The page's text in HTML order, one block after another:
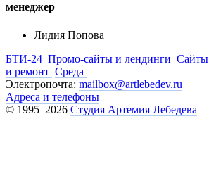
менеджер
Лидия Попова
БТИ-24 Промо-сайты и лендинги Сайты
и ремонт Среда
Электропочта: mailbox@artlebedev.ru
Адреса и телефоны
© 1995–2026 Студия Артемия Лебедева